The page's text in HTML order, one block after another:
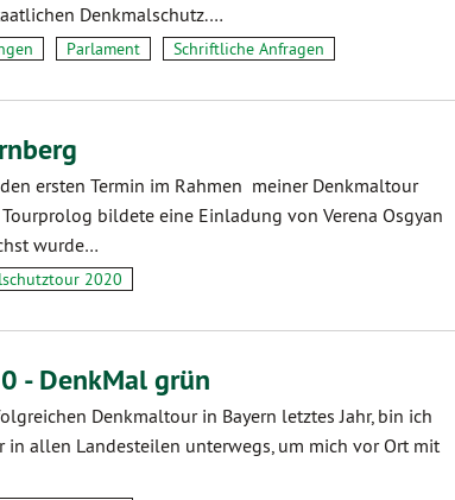
Denkmalschutz.…
Parlament Schriftliche Anfragen
ersten Termin im Rahmen meiner Denkmaltour
bildete eine Einladung von Verena Osgyan
wurde…
2020
- DenkMal grün
Denkmaltour in Bayern letztes Jahr, bin ich
in allen Landesteilen unterwegs, um mich vor Ort mit